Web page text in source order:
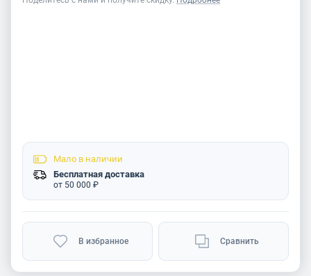
Мало в наличии
Бесплатная доставка
от 50 000 ₽
В избранное Сравнить